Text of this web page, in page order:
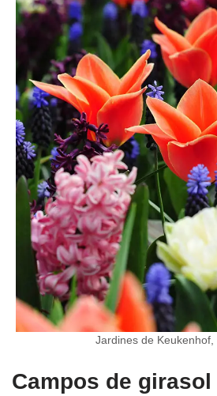
Jardines de Keukenhof,
Campos de